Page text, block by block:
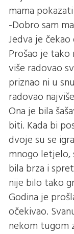
mama
-Dobro sam
Jedva je
Prošao je tako
više radovao
priznao ni u
radovao
Ona je bila
biti. Kada bi
dvoje su se
mnogo letjelo,
bila brza i
nije bilo tako
Godina je
očekivao.
nekom tugom